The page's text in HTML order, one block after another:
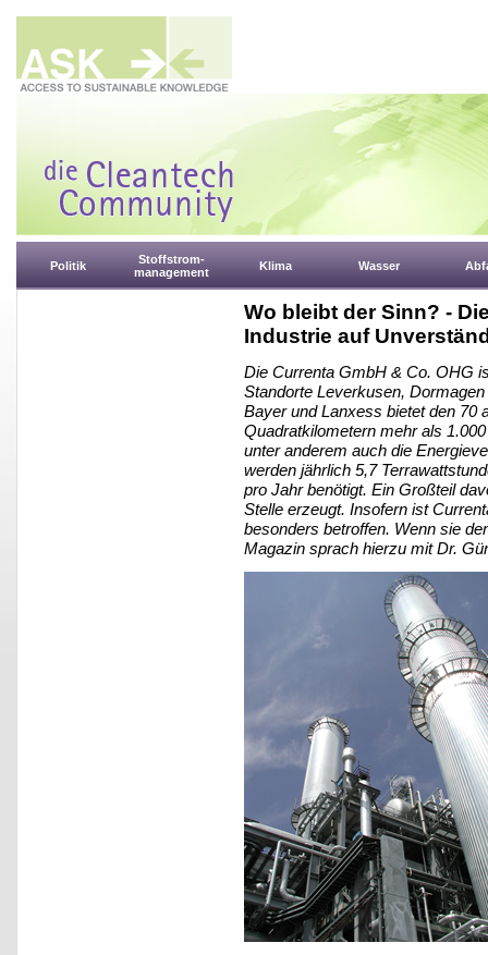
Politik
Stoffstrom-
management
Klima Wasser
Wo bleibt der Sinn? -
Industrie auf
Die Currenta GmbH & Co. OHG
Standorte Leverkusen,
Bayer und Lanxess bietet den 70
Quadratkilometern mehr als
unter anderem auch die
werden jährlich 5,7
pro Jahr benötigt. Ein Großteil
Stelle erzeugt. Insofern ist
besonders betroffen. Wenn sie
Magazin sprach hierzu mit Dr.